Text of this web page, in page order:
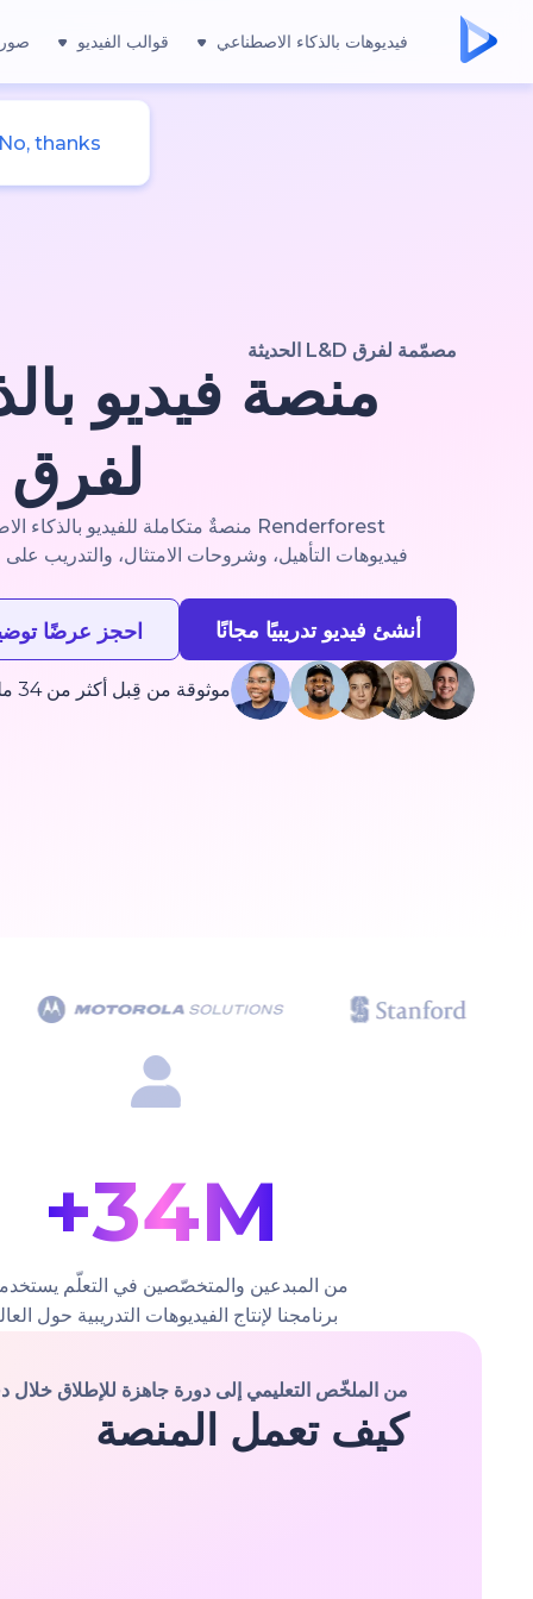
فيديوهات بالذكاء الاصطناعي قوالب الفيديو صور
thanks
مصمّمة لفرق L&D الحديثة
منصة فيديو
فيديوهات التأهيل، وشروحات الامتثال، والتدريب
أنشئ فيديو تدريبيًا مجانًا احجز عرضًا
موثوقة من قِبل أكثر من 34 مليون مبدع وفرق التعلّم حول العالم
34M+
من المبدعين والمتخصّصين في التعلّم
برنامجنا لإنتاج الفيديوهات التدريبية حول
من الملخّص التعليمي إلى دورة جاهزة للإطلاق خلال
كيف تعمل المنصة